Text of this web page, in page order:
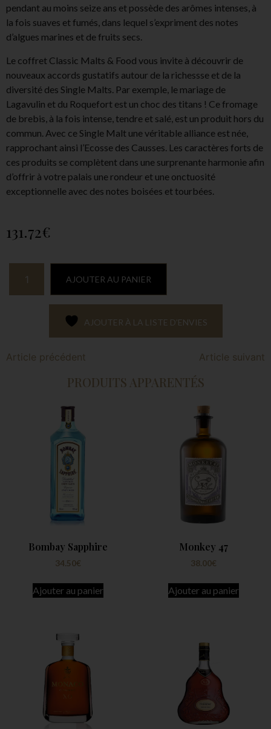
pendant au moins seize ans et possède des arômes intenses, à
la fois suaves et fumés, dans lequel s’expriment des notes
d’algues marines et de fruits secs.
Le coffret Classic Malts & Food vous invite à découvrir de
nouveaux accords gustatifs autour de la richessse et de la
diversité des Single Malts. Par exemple, le mariage de
Lagavulin et du Roquefort est un choc des titans ! Ce fromage
de brebis, à la fois intense, tendre et salé, est un produit hors du
commun. Avec ce Single Malt une véritable alliance est née,
rapprochant ainsi l’Ecosse des Causses. Les caractères forts de
ces produits se complètent dans une surprenante harmonie afin
d’offrir à votre palais une rondeur et une onctuosité
exceptionnelle avec des notes boisées et tourbées.
131.72€
AJOUTER AU PANIER
AJOUTER À LA LISTE D’ENVIES
Article précédent Article suivant
PRODUITS APPARENTÉS
Bombay Sapphire
34.50€
Ajouter au panier
Monkey 47
38.00€
Ajouter au panier